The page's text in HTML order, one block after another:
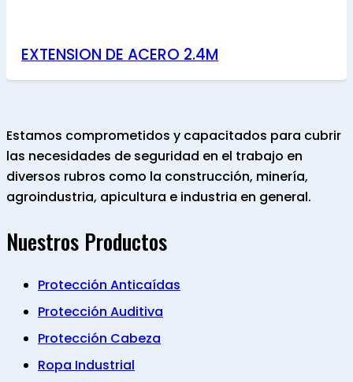
EXTENSION DE ACERO 2.4M
Estamos comprometidos y capacitados para cubrir
las necesidades de seguridad en el trabajo en
diversos rubros como la construcción, minería,
agroindustria, apicultura e industria en general.
Nuestros Productos
Protección Anticaídas
Protección Auditiva
Protección Cabeza
Ropa Industrial